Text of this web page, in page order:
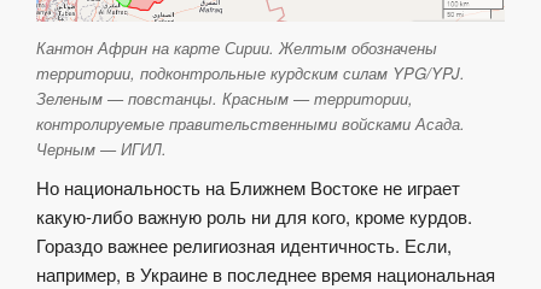
Кантон Африн на карте Сирии. Желтым обозначены
территории, подконтрольные курдским силам YPG/YPJ.
Зеленым — повстанцы. Красным — территории,
контролируемые правительственными войсками Асада.
Черным — ИГИЛ.
Но национальность на Ближнем Востоке не играет
какую-либо важную роль ни для кого, кроме курдов.
Гораздо важнее религиозная идентичность. Если,
например, в Украине в последнее время национальная